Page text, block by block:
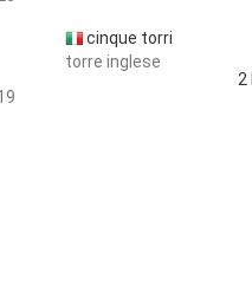
cinque torri
torre inglese
2